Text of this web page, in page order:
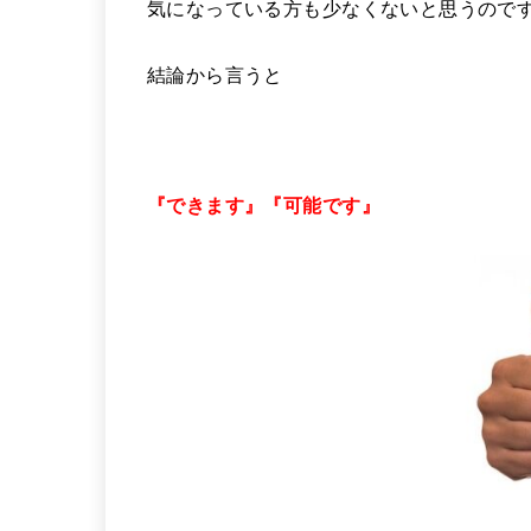
気になっている方も少なくないと思うので
結論から言うと
『できます』『可能です』